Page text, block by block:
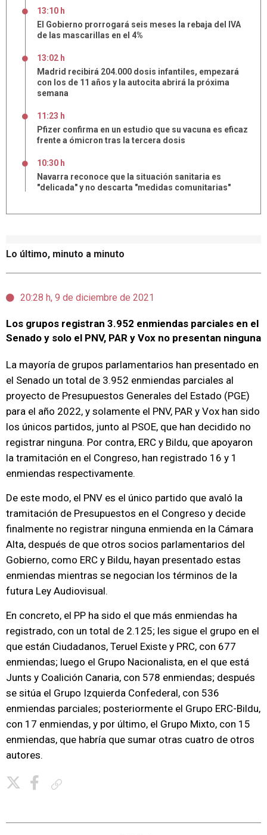
Lo último, minuto a minuto
20:28 h, 9 de diciembre de 2021
Los grupos registran 3.952 enmiendas parciales en el
Senado y solo el PNV, PAR y Vox no presentan ninguna
La mayoría de grupos parlamentarios han presentado en
el Senado un total de 3.952 enmiendas parciales al
proyecto de Presupuestos Generales del Estado (PGE)
para el año 2022, y solamente el PNV, PAR y Vox han sido
los únicos partidos, junto al PSOE, que han decidido no
registrar ninguna. Por contra, ERC y Bildu, que apoyaron
la tramitación en el Congreso, han registrado 16 y 1
enmiendas respectivamente.
De este modo, el PNV es el único partido que avaló la
tramitación de Presupuestos en el Congreso y decide
finalmente no registrar ninguna enmienda en la Cámara
Alta, después de que otros socios parlamentarios del
Gobierno, como ERC y Bildu, hayan presentado estas
enmiendas mientras se negocian los términos de la
futura Ley Audiovisual.
En concreto, el PP ha sido el que más enmiendas ha
registrado, con un total de 2.125; les sigue el grupo en el
que están Ciudadanos, Teruel Existe y PRC, con 677
enmiendas; luego el Grupo Nacionalista, en el que está
Junts y Coalición Canaria, con 578 enmiendas; después
se sitúa el Grupo Izquierda Confederal, con 536
enmiendas parciales; posteriormente el Grupo ERC-Bildu,
con 17 enmiendas, y por último, el Grupo Mixto, con 15
enmiendas, que habría que sumar otras cuatro de otros
autores.
13:10 h
El Gobierno prorrogará seis meses la rebaja del IVA
de las mascarillas en el 4%
13:02 h
Madrid recibirá 204.000 dosis infantiles, empezará
con los de 11 años y la autocita abrirá la próxima
semana
11:23 h
Pfizer confirma en un estudio que su vacuna es eficaz
frente a ómicron tras la tercera dosis
10:30 h
Navarra reconoce que la situación sanitaria es
"delicada" y no descarta "medidas comunitarias"